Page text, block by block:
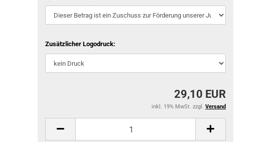
Zusätzlicher Logodruck:
29,10 EUR
inkl. 19% MwSt. zzgl. Versand